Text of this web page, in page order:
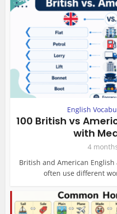
English
100 British vs
with
4
British and American
often use different